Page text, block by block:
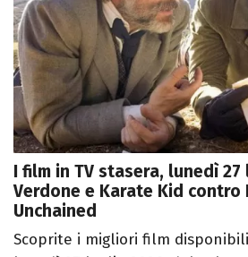
I film in TV stasera, lunedì
Verdone e Karate Kid contro
Unchained
Scoprite i migliori film